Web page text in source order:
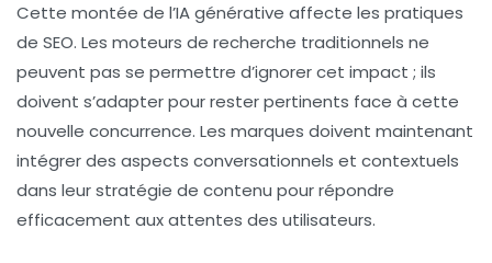
Cette montée de l’IA générative affecte les pratiques
de SEO. Les moteurs de recherche traditionnels ne
peuvent pas se permettre d’ignorer cet impact ; ils
doivent s’adapter pour rester pertinents face à cette
nouvelle concurrence. Les marques doivent maintenant
intégrer des aspects conversationnels et contextuels
dans leur stratégie de contenu pour répondre
efficacement aux attentes des utilisateurs.